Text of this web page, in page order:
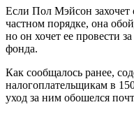
Если Пол Мэйсон захочет
частном порядке, она
но он хочет ее провести
фонда.
Как сообщалось ранее,
налогоплательщикам в
уход за ним обошелся